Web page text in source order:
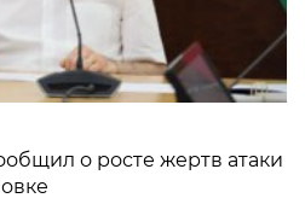
о росте жертв атаки